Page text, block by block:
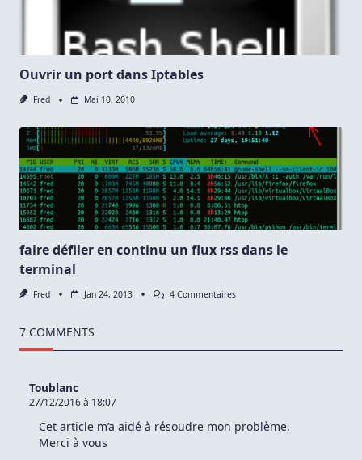
Ouvrir un port dans Iptables
Fred Mai 10, 2010
faire défiler en continu un flux rss dans le
terminal
Fred Jan 24, 2013 4 CommentairesSur
Un
7 COMMENTS
Toublanc
27/12/2016 à 18:07
Cet article m’a aidé à résoudre mon problème.
Merci à vous